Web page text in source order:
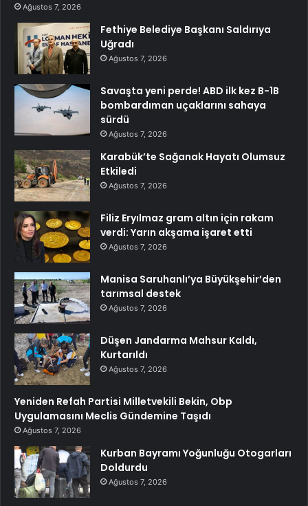
Ağustos 7, 2026
Fethiye Belediye Başkanı Saldırıya
Uğradı
Ağustos 7, 2026
Savaşta yeni perde! ABD ilk kez B-1B
bombardıman uçaklarını sahaya
sürdü
Ağustos 7, 2026
Karabük’te Sağanak Hayatı Olumsuz
Etkiledi
Ağustos 7, 2026
Filiz Eryılmaz gram altın için rakam
verdi: Yarın akşama işaret etti
Ağustos 7, 2026
Manisa Saruhanlı’ya Büyükşehir’den
tarımsal destek
Ağustos 7, 2026
Düşen Jandarma Mahsur Kaldı,
Kurtarıldı
Ağustos 7, 2026
Yeniden Refah Partisi Milletvekili Bekin, Obp
Uygulamasını Meclis Gündemine Taşıdı
Ağustos 7, 2026
Kurban Bayramı Yoğunluğu Otogarları
Doldurdu
Ağustos 7, 2026